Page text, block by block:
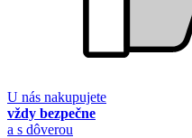
U nás nakupujete
vždy bezpečne
a s dôverou